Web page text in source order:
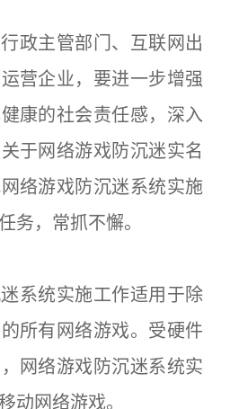
主管部门、互联网出
营企业，要进一步增强
康的社会责任感，深入
于网络游戏防沉迷实名
络游戏防沉迷系统实施
务，常抓不懈。
统实施工作适用于除
所有网络游戏。受硬件
网络游戏防沉迷系统实
动网络游戏。